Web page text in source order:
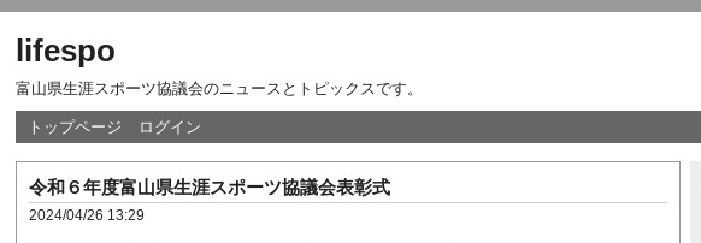
lifespo
富山県生涯スポーツ協議会のニュースとトピックスです。
トップページ ログイン
令和６年度富山県生涯スポーツ協議会表彰式
2024/04/26 13:29